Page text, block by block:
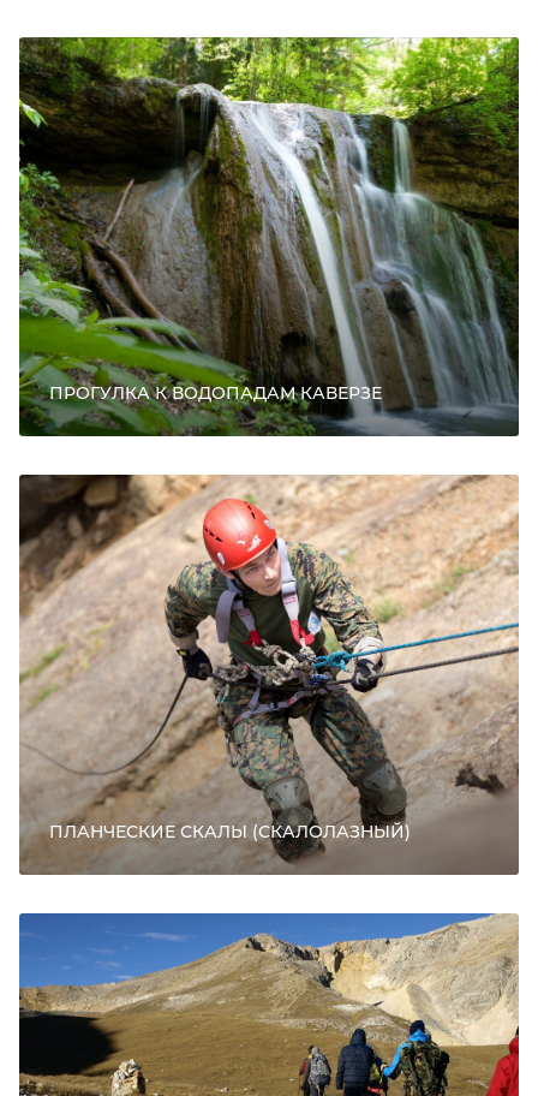
ПРОГУЛКА К ВОДОПАДАМ КАВЕРЗЕ
ПЛАНЧЕСКИЕ СКАЛЫ (СКАЛОЛАЗНЫЙ)